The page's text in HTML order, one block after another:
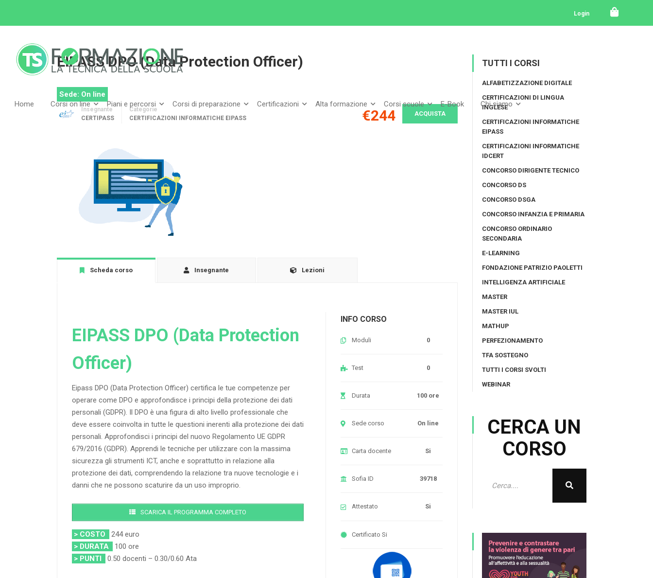
Login
Home Corsi on line Piani e percorsi Corsi di preparazione Certificazioni Alta formazione Corsi scuole E-Book Chi siamo
EIPASS DPO (Data Protection Officer)
Sede: On line
Insegnante
CERTIPASS
Categorie
CERTIFICAZIONI INFORMATICHE EIPASS
€244 ACQUISTA
Scheda corso Insegnante Lezioni
EIPASS DPO (Data Protection
Officer)
Eipass DPO (Data Protection Officer) certifica le tue competenze per
operare come DPO e approfondisce i principi della protezione dei dati
personali (GDPR). Il DPO è una figura di alto livello professionale che
deve essere coinvolta in tutte le questioni inerenti alla protezione dei dati
personali. Approfondisci i principi del nuovo Regolamento UE GDPR
679/2016 (GDPR). Apprendi le tecniche per utilizzare con la massima
sicurezza gli strumenti ICT, anche e soprattutto in relazione alla
protezione dei dati, comprendendo la relazione tra nuove tecnologie e i
danni che ne possono scaturire da un uso improprio.
SCARICA IL PROGRAMMA COMPLETO
> COSTO
244 euro
> DURATA
100 ore
> PUNTI
0.50 docenti – 0.30/0.60 Ata
INFO CORSO
Moduli 0
Test 0
Durata 100 ore
Sede corso On line
Carta docente Si
Sofia ID 39718
Attestato Si
Certificato Si
TUTTI I CORSI
ALFABETIZZAZIONE DIGITALE
CERTIFICAZIONI DI LINGUA
INGLESE
CERTIFICAZIONI INFORMATICHE
EIPASS
CERTIFICAZIONI INFORMATICHE
IDCERT
CONCORSO DIRIGENTE TECNICO
CONCORSO DS
CONCORSO DSGA
CONCORSO INFANZIA E PRIMARIA
CONCORSO ORDINARIO
SECONDARIA
E-LEARNING
FONDAZIONE PATRIZIO PAOLETTI
INTELLIGENZA ARTIFICIALE
MASTER
MASTER IUL
MATHUP
PERFEZIONAMENTO
TFA SOSTEGNO
TUTTI I CORSI SVOLTI
WEBINAR
CERCA UN
CORSO